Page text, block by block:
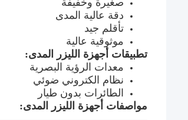
صغيرة وخفيفة
دقة عالية المدى
تأقلم جيد
موثوقية عالية
تطبيقات أجهزة الليزر المدى:
معدات الرؤية البصرية
نظام الكتروني ضوئي
الطائرات بدون طيار
مواصفات أجهزة الليزر المدى: